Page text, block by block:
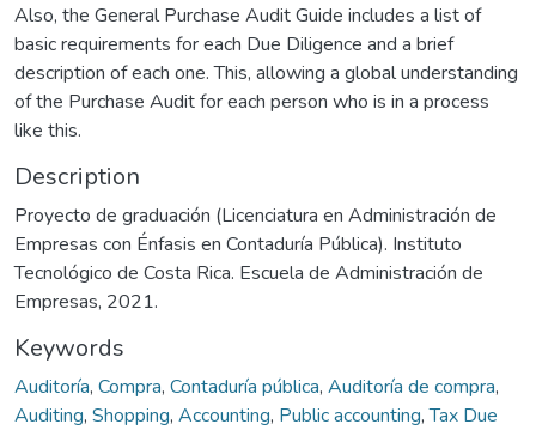
Also, the General Purchase Audit Guide includes a list of
basic requirements for each Due Diligence and a brief
description of each one. This, allowing a global understanding
of the Purchase Audit for each person who is in a process
like this.
Description
Proyecto de graduación (Licenciatura en Administración de
Empresas con Énfasis en Contaduría Pública). Instituto
Tecnológico de Costa Rica. Escuela de Administración de
Empresas, 2021.
Keywords
Auditoría, Compra, Contaduría pública, Auditoría de compra,
Auditing, Shopping, Accounting, Public accounting,Tax Due